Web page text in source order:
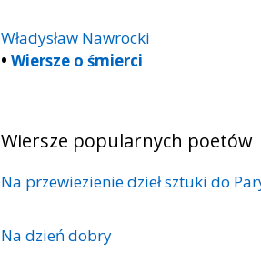
Władysław Nawrocki
• Wiersze o śmierci
Wiersze popularnych poetów
Na przewiezienie dzieł sztuki do
Na dzień dobry